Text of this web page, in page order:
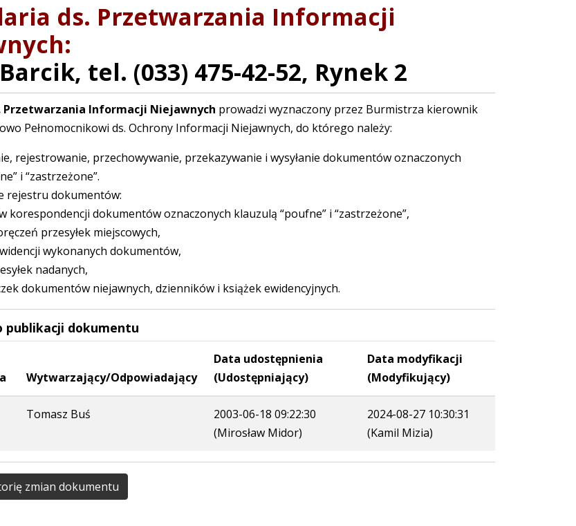
ds. Przetwarzania Informacji
tel. (033) 475-42-52, Rynek 2
Przetwarzania Informacji Niejawnych prowadzi wyznaczony przez Burmistrza kierownik
Pełnomocnikowi ds. Ochrony Informacji Niejawnych, do którego należy:
rejestrowanie, przechowywanie, przekazywanie i wysyłanie dokumentów oznaczonych
i “zastrzeżone”.
rejestru dokumentów:
korespondencji dokumentów oznaczonych klauzulą “poufne” i “zastrzeżone”,
przesyłek miejscowych,
wykonanych dokumentów,
nadanych,
dokumentów niejawnych, dzienników i książek ewidencyjnych.
publikacji dokumentu
Wytwarzający/Odpowiadający
Data udostępnienia
(Udostępniający)
Data modyfikacji
(Modyfikujący)
Tomasz Buś
2003-06-18 09:22:30
(Mirosław Midor)
2024-08-27 10:30:31
(Kamil Mizia)
zmian dokumentu